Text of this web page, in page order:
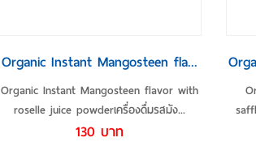
รายละเอียดเพิ่มเติม
Organic Instant Mangosteen fla...
Organic Instant Mangosteen flavor with
roselle juice powderเครื่องดื่มรสมัง...
130 บาท